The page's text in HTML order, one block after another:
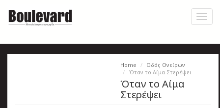
main
Home
Οδός Ονείρων
Όταν το Αίμα Στερέψει
Όταν το Αίμα
Στερέψει